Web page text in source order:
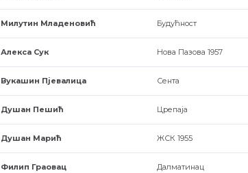
Милутин Младеновић Будућност
Алекса Сук Нова Пазова 1957
Вукашин Пјевалица Сента
Душан Пешић Црепаја
Душан Марић ЖСК 1955
Филип Граовац Далматинац